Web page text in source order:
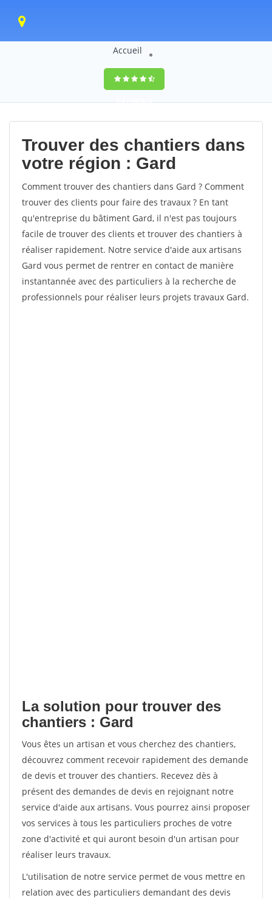
Accueil
9,5(100%)0
votes
Trouver des chantiers dans
votre région : Gard
Comment trouver des chantiers dans Gard ? Comment
trouver des clients pour faire des travaux ? En tant
qu'entreprise du bâtiment Gard, il n'est pas toujours
facile de trouver des clients et trouver des chantiers à
réaliser rapidement. Notre service d'aide aux artisans
Gard vous permet de rentrer en contact de manière
instantannée avec des particuliers à la recherche de
professionnels pour réaliser leurs projets travaux Gard.
La solution pour trouver des
chantiers : Gard
Vous êtes un artisan et vous cherchez des chantiers,
découvrez comment recevoir rapidement des demande
de devis et trouver des chantiers. Recevez dès à
présent des demandes de devis en rejoignant notre
service d'aide aux artisans. Vous pourrez ainsi proposer
vos services à tous les particuliers proches de votre
zone d'activité et qui auront besoin d'un artisan pour
réaliser leurs travaux.
L'utilisation de notre service permet de vous mettre en
relation avec des particuliers demandant des devis